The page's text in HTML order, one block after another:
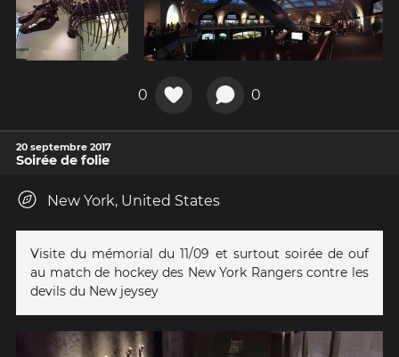
0 0
20 septembre 2017
Soirée de folie
New York, United States
Visite du mémorial du 11/09 et surtout soirée de ouf
au match de hockey des New York Rangers contre les
devils du New jeysey